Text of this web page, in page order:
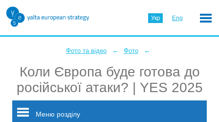
Укр Eng
Фото та відео ← Фото ←
Коли Європа буде готова до
російської атаки? | YES 2025
Меню розділу